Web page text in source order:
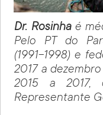
Dr. Rosinha é
Pelo PT do
(1991-1998) e
2017 a
2015 a 2017,
Representante